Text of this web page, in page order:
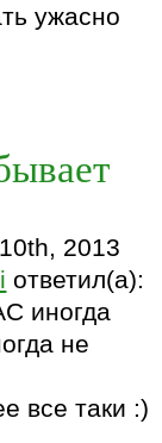
ужасно
2013
ответил(а):
иногда
не
все таки :)